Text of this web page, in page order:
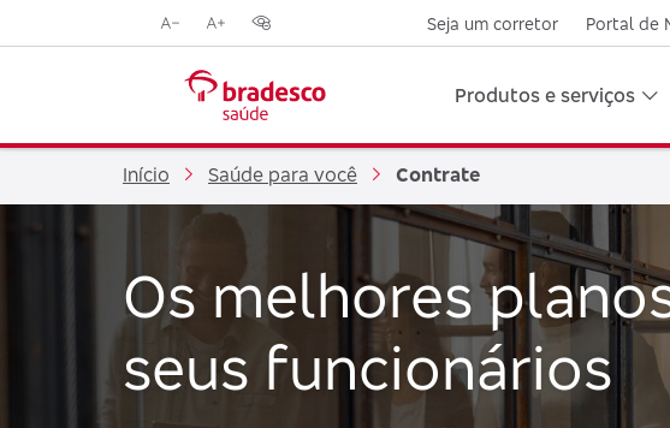
Reduzir
fonte
Aumentar
da
fonte
Opções
contraste
visual
Seja um corretor Portal de
Produtos e serviços
Início Saúde para você Contrate
Os melhores
seus funcionários